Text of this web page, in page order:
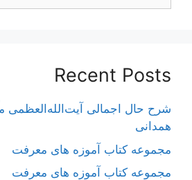
Recent Posts
شرح حال اجمالی آیت‌الله‌العظمی
همدانی
مجموعه کتاب آموزه های معرفت
مجموعه کتاب آموزه های معرفت